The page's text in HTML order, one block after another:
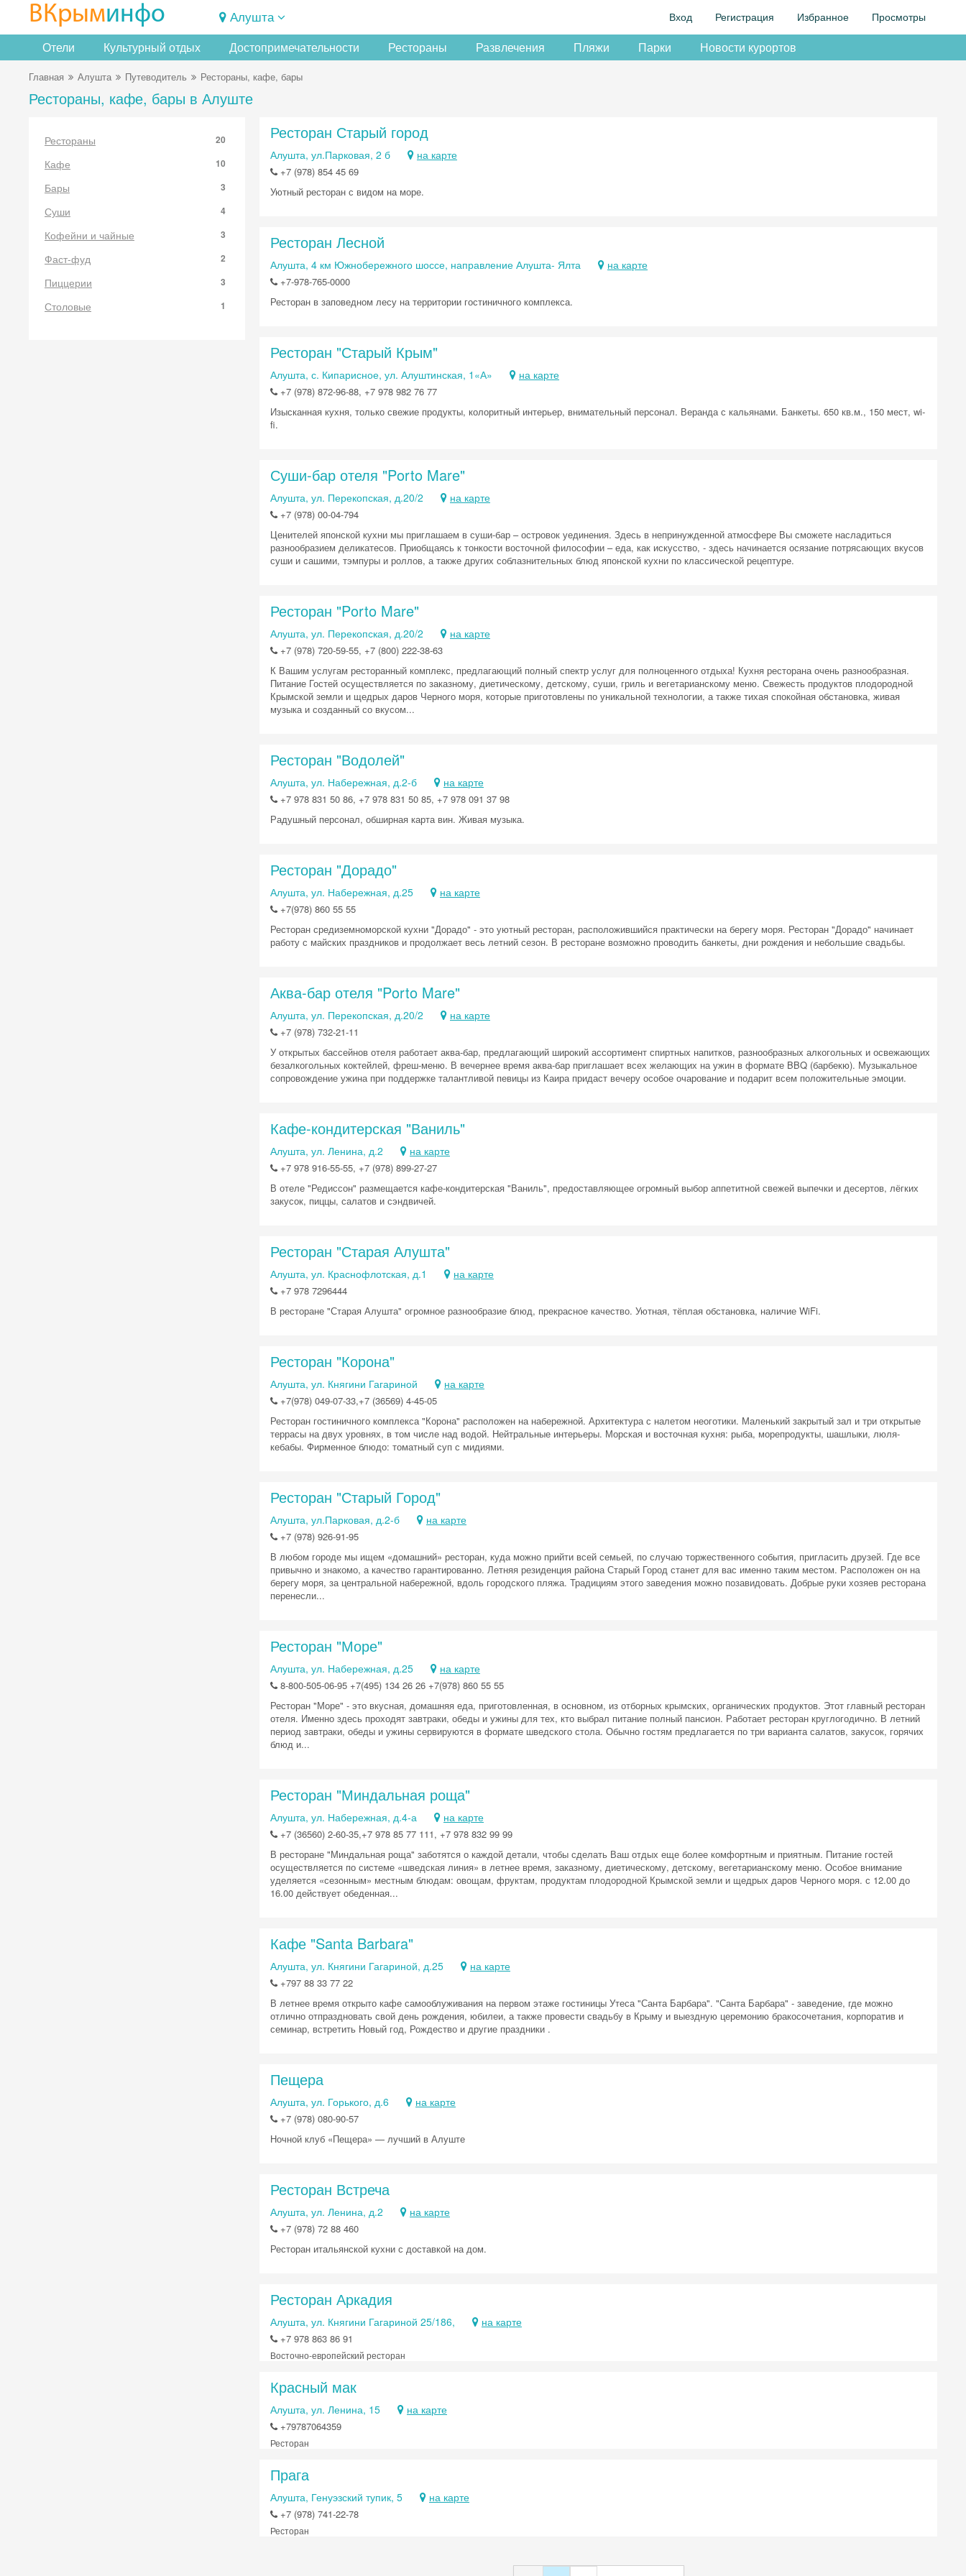
ВКрыминфо Алушта Вход Регистрация Избранное Просмотры
Отели Культурный отдых Достопримечательности Рестораны Развлечения Пляжи Парки Новости курортов
Главная Алушта Путеводитель Рестораны, кафе, бары
Рестораны, кафе, бары в Алуште
Рестораны 20
Кафе 10
Бары 3
Суши 4
Кофейни и чайные 3
Фаст-фуд 2
Пиццерии 3
Столовые 1
Ресторан Старый город
Алушта, ул.Парковая, 2 б на карте
+7 (978) 854 45 69
Уютный ресторан с видом на море.
Ресторан Лесной
Алушта, 4 км Южнобережного шоссе, направление Алушта- Ялта на карте
+7-978-765-0000
Ресторан в заповедном лесу на территории гостиничного комплекса.
Ресторан "Старый Крым"
Алушта, с. Кипарисное, ул. Алуштинская, 1«А» на карте
+7 (978) 872-96-88, +7 978 982 76 77
Изысканная кухня, только свежие продукты, колоритный интерьер, внимательный персонал. Веранда с кальянами. Банкеты. 650 кв.м., 150 мест, wi-
fi.
Суши-бар отеля "Porto Mare"
Алушта, ул. Перекопская, д.20/2 на карте
+7 (978) 00-04-794
Ценителей японской кухни мы приглашаем в суши-бар – островок уединения. Здесь в непринужденной атмосфере Вы сможете насладиться
разнообразием деликатесов. Приобщаясь к тонкости восточной философии – еда, как искусство, - здесь начинается осязание потрясающих вкусов
суши и сашими, тэмпуры и роллов, а также других соблазнительных блюд японской кухни по классической рецептуре.
Ресторан "Porto Mare"
Алушта, ул. Перекопская, д.20/2 на карте
+7 (978) 720-59-55, +7 (800) 222-38-63
К Вашим услугам ресторанный комплекс, предлагающий полный спектр услуг для полноценного отдыха! Кухня ресторана очень разнообразная.
Питание Гостей осуществляется по заказному, диетическому, детскому, суши, гриль и вегетарианскому меню. Свежесть продуктов плодородной
Крымской земли и щедрых даров Черного моря, которые приготовлены по уникальной технологии, а также тихая спокойная обстановка, живая
музыка и созданный со вкусом...
Ресторан "Водолей"
Алушта, ул. Набережная, д.2-б на карте
+7 978 831 50 86, +7 978 831 50 85, +7 978 091 37 98
Радушный персонал, обширная карта вин. Живая музыка.
Ресторан "Дорадо"
Алушта, ул. Набережная, д.25 на карте
+7(978) 860 55 55
Ресторан средиземноморской кухни "Дорадо" - это уютный ресторан, расположившийся практически на берегу моря. Ресторан "Дорадо" начинает
работу с майских праздников и продолжает весь летний сезон. В ресторане возможно проводить банкеты, дни рождения и небольшие свадьбы.
Аква-бар отеля "Porto Mare"
Алушта, ул. Перекопская, д.20/2 на карте
+7 (978) 732-21-11
У открытых бассейнов отеля работает аква-бар, предлагающий широкий ассортимент спиртных напитков, разнообразных алкогольных и освежающих
безалкогольных коктейлей, фреш-меню. В вечернее время аква-бар приглашает всех желающих на ужин в формате BBQ (барбекю). Музыкальное
сопровождение ужина при поддержке талантливой певицы из Каира придаст вечеру особое очарование и подарит всем положительные эмоции.
Кафе-кондитерская "Ваниль"
Алушта, ул. Ленина, д.2 на карте
+7 978 916-55-55, +7 (978) 899-27-27
В отеле "Редиссон" размещается кафе-кондитерская "Ваниль", предоставляющее огромный выбор аппетитной свежей выпечки и десертов, лёгких
закусок, пиццы, салатов и сэндвичей.
Ресторан "Старая Алушта"
Алушта, ул. Краснофлотская, д.1 на карте
+7 978 7296444
В ресторане "Старая Алушта" огромное разнообразие блюд, прекрасное качество. Уютная, тёплая обстановка, наличие WiFi.
Ресторан "Корона"
Алушта, ул. Княгини Гагариной на карте
+7(978) 049-07-33,+7 (36569) 4-45-05
Ресторан гостиничного комплекса "Корона" расположен на набережной. Архитектура с налетом неоготики. Маленький закрытый зал и три открытые
террасы на двух уровнях, в том числе над водой. Нейтральные интерьеры. Морская и восточная кухня: рыба, морепродукты, шашлыки, люля-
кебабы. Фирменное блюдо: томатный суп с мидиями.
Ресторан "Старый Город"
Алушта, ул.Парковая, д.2-б на карте
+7 (978) 926-91-95
В любом городе мы ищем «домашний» ресторан, куда можно прийти всей семьей, по случаю торжественного события, пригласить друзей. Где все
привычно и знакомо, а качество гарантированно. Летняя резиденция района Старый Город станет для вас именно таким местом. Расположен он на
берегу моря, за центральной набережной, вдоль городского пляжа. Традициям этого заведения можно позавидовать. Добрые руки хозяев ресторана
перенесли...
Ресторан "Море"
Алушта, ул. Набережная, д.25 на карте
8-800-505-06-95 +7(495) 134 26 26 +7(978) 860 55 55
Ресторан "Море" - это вкусная, домашняя еда, приготовленная, в основном, из отборных крымских, органических продуктов. Этот главный ресторан
отеля. Именно здесь проходят завтраки, обеды и ужины для тех, кто выбрал питание полный пансион. Работает ресторан круглогодично. В летний
период завтраки, обеды и ужины сервируются в формате шведского стола. Обычно гостям предлагается по три варианта салатов, закусок, горячих
блюд и...
Ресторан "Миндальная роща"
Алушта, ул. Набережная, д.4-а на карте
+7 (36560) 2-60-35,+7 978 85 77 111, +7 978 832 99 99
В ресторане "Миндальная роща" заботятся о каждой детали, чтобы сделать Ваш отдых еще более комфортным и приятным. Питание гостей
осуществляется по системе «шведская линия» в летнее время, заказному, диетическому, детскому, вегетарианскому меню. Особое внимание
уделяется «сезонным» местным блюдам: овощам, фруктам, продуктам плодородной Крымской земли и щедрых даров Черного моря. с 12.00 до
16.00 действует обеденная...
Кафе "Santa Barbara"
Алушта, ул. Княгини Гагариной, д.25 на карте
+797 88 33 77 22
В летнее время открыто кафе самооблуживания на первом этаже гостиницы Утеса "Санта Барбара". "Санта Барбара" - заведение, где можно
отлично отпраздновать свой день рождения, юбилеи, а также провести свадьбу в Крыму и выездную церемонию бракосочетания, корпоратив и
семинар, встретить Новый год, Рождество и другие праздники .
Пещера
Алушта, ул. Горького, д.6 на карте
+7 (978) 080-90-57
Ночной клуб «Пещера» — лучший в Алуште
Ресторан Встреча
Алушта, ул. Ленина, д.2 на карте
+7 (978) 72 88 460
Ресторан итальянской кухни с доставкой на дом.
Ресторан Аркадия
Алушта, ул. Княгини Гагариной 25/186, на карте
+7 978 863 86 91
Восточно-европейский ресторан
Красный мак
Алушта, ул. Ленина, 15 на карте
+79787064359
Ресторан
Прага
Алушта, Генуэзский тупик, 5 на карте
+7 (978) 741-22-78
Ресторан
Скидка −5%
Хочешь дешевле? Оставь почту и получи промокод на
первое бронирование!